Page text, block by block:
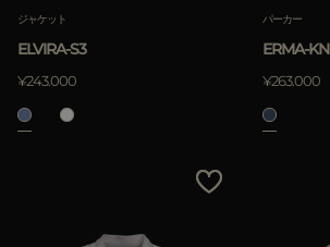
ジャケット
ELVIRA-S3
¥243.000
パーカー
ERMA-KN
¥263.000